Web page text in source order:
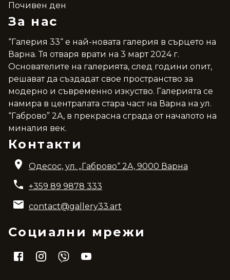
Почивен ден
За нас
“Галерия 33“ е най-новата галерия в сърцето на
Варна. Тя отваря врати на 3 март 2024 г.
Основателите на галерията, след години опит,
решават да създадат свое пространство за
модерно и съвременно изкуство. Галерията се
намира в централата стара част на Варна на ул.
“Габрово” 2А, в прекрасна сграда от началото на
миналия век.
Контакти
Одесос, ул. „Габрово“ 2A, 9000 Варна
+359 89 9878 333
contact@gallery33.art
Социални мрежи